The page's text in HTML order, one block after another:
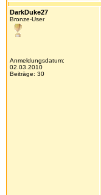
DarkDuke27
Bronze-User
Anmeldungsdatum:
02.03.2010
Beiträge: 30